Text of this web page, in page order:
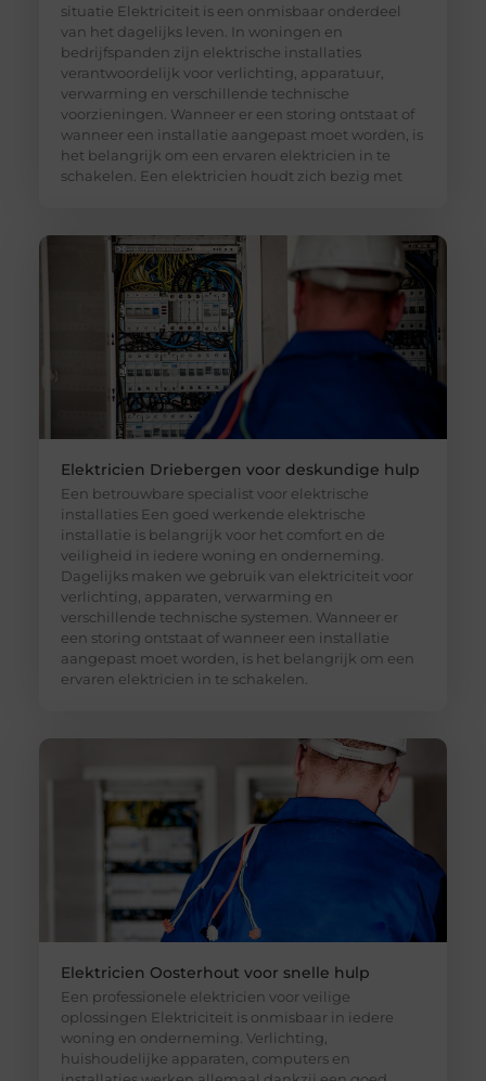
situatie Elektriciteit is een onmisbaar onderdeel
van het dagelijks leven. In woningen en
bedrijfspanden zijn elektrische installaties
verantwoordelijk voor verlichting, apparatuur,
verwarming en verschillende technische
voorzieningen. Wanneer er een storing ontstaat of
wanneer een installatie aangepast moet worden, is
het belangrijk om een ervaren elektricien in te
schakelen. Een elektricien houdt zich bezig met
Elektricien Driebergen voor deskundige hulp
Een betrouwbare specialist voor elektrische
installaties Een goed werkende elektrische
installatie is belangrijk voor het comfort en de
veiligheid in iedere woning en onderneming.
Dagelijks maken we gebruik van elektriciteit voor
verlichting, apparaten, verwarming en
verschillende technische systemen. Wanneer er
een storing ontstaat of wanneer een installatie
aangepast moet worden, is het belangrijk om een
ervaren elektricien in te schakelen.
Elektricien Oosterhout voor snelle hulp
Een professionele elektricien voor veilige
oplossingen Elektriciteit is onmisbaar in iedere
woning en onderneming. Verlichting,
huishoudelijke apparaten, computers en